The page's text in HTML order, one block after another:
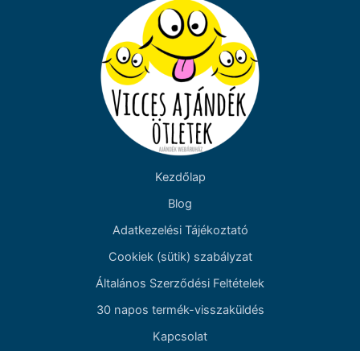
Kezdőlap
Blog
Adatkezelési Tájékoztató
Cookiek (sütik) szabályzat
Általános Szerződési Feltételek
30 napos termék-visszaküldés
Kapcsolat